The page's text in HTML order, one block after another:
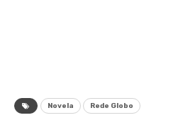
Novela Rede Globo